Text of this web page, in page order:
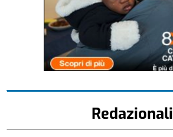
Redazionali